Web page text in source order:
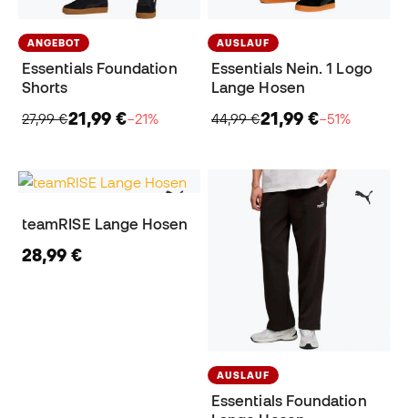
ANGEBOT
Essentials Foundation
Shorts
27,99 €21,99 €−21%
AUSLAUF
Essentials Nein. 1 Logo
Lange Hosen
44,99 €21,99 €−51%
teamRISE Lange Hosen
28,99 €
AUSLAUF
Essentials Foundation